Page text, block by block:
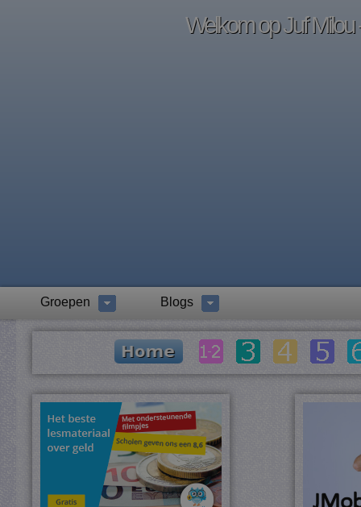
Welkom op Juf Milou
Groepen Blogs